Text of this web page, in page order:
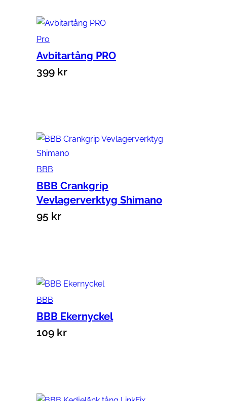
Pro
Avbitartång PRO
399 kr
BBB
BBB Crankgrip
Vevlagerverktyg Shimano
95 kr
BBB
BBB Ekernyckel
109 kr